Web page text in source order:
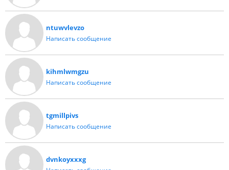
ntuwvlevzo
Написать сообщение
kihmlwmgzu
Написать сообщение
tgmillpivs
Написать сообщение
dvnkoyxxxg